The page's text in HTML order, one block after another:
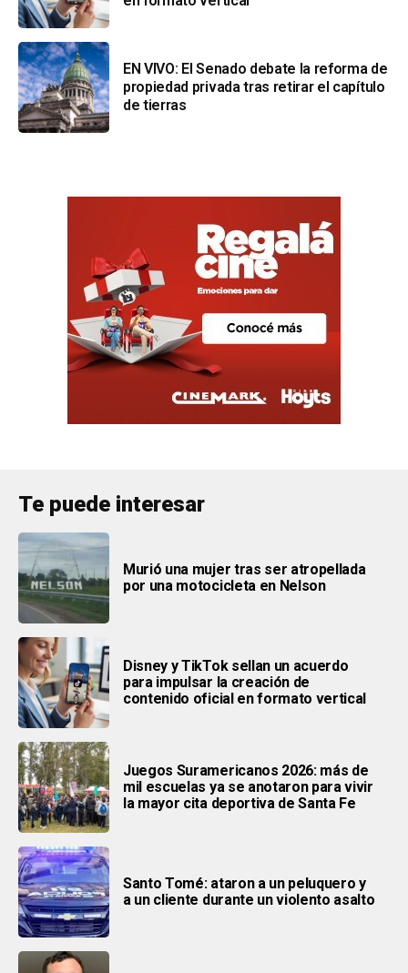
EN VIVO: El Senado debate la reforma de
propiedad privada tras retirar el capítulo
de tierras
Te puede interesar
Murió una mujer tras ser atropellada
por una motocicleta en Nelson
Disney y TikTok sellan un acuerdo
para impulsar la creación de
contenido oficial en formato vertical
Juegos Suramericanos 2026: más de
mil escuelas ya se anotaron para vivir
la mayor cita deportiva de Santa Fe
Santo Tomé: ataron a un peluquero y
a un cliente durante un violento asalto